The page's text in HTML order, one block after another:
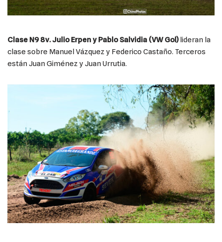
Clase N9 8v. Julio Erpen y Pablo Salvidia (VW Gol) lideran la
clase sobre Manuel Vázquez y Federico Castaño. Terceros
están Juan Giménez y Juan Urrutia.